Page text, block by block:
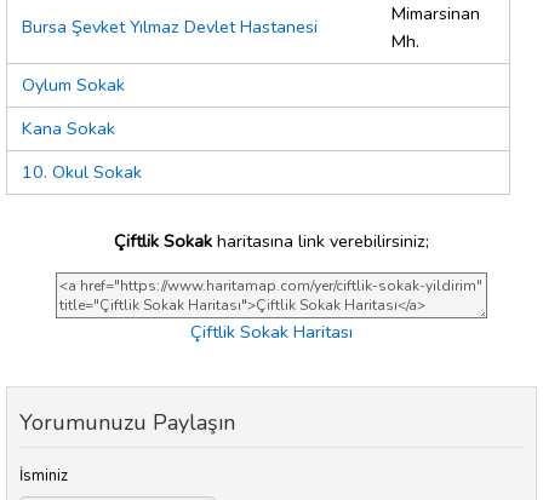
Bursa Şevket Yılmaz Devlet Hastanesi
Mimarsinan
Mh.
Oylum Sokak
Kana Sokak
10. Okul Sokak
Çiftlik Sokak haritasına link verebilirsiniz;
Çiftlik Sokak Haritası
Yorumunuzu Paylaşın
İsminiz